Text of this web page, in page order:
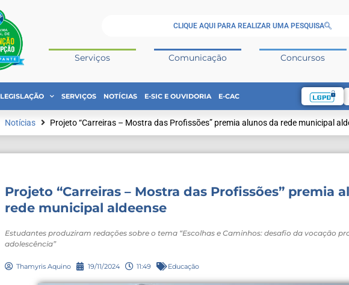
CLIQUE AQUI PARA REALIZAR UMA PESQUISA
Serviços Comunicação Concursos
LEGISLAÇÃO SERVIÇOS NOTÍCIAS E-SIC E OUVIDORIA E-CAC
Notícias Projeto “Carreiras – Mostra das Profissões” premia alunos da rede municipal
Projeto “Carreiras – Mostra das Profissões” premia
rede municipal aldeense
Estudantes produziram redações sobre o tema “Escolhas e Caminhos: desafio da vocação
adolescência”
Thamyris Aquino 19/11/2024 11:49 Educação